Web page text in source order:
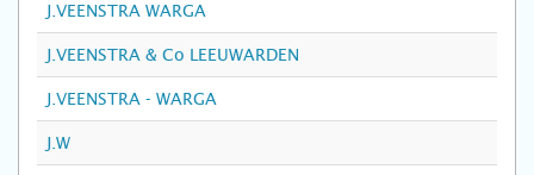
J.VEENSTRA WARGA
J.VEENSTRA & Co LEEUWARDEN
J.VEENSTRA - WARGA
J.W